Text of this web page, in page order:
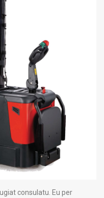
consulatu. Eu per